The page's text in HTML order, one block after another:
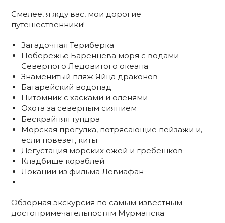
Смелее, я жду вас, мои дорогие
путешественники!
Загадочная Териберка
Побережье Баренцева моря с водами
Северного Ледовитого океана
Знаменитый пляж Яйца драконов
Батарейский водопад
Питомник с хасками и оленями
Охота за северным сиянием
Бескрайняя тундра
Морская прогулка, потрясающие пейзажи и,
если повезет, киты
Дегустация морских ежей и гребешков
Кладбище кораблей
Локации из фильма Левиафан
Обзорная экскурсия по самым известным
достопримечательностям Мурманска